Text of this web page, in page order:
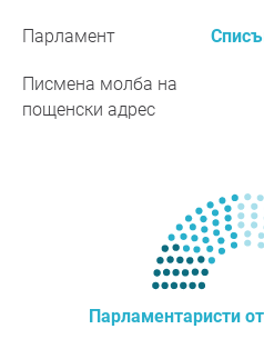
Парламент
Писмена молба на
пощенски адрес
Парламентаристи